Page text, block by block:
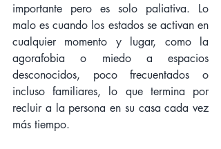
importante pero es solo paliativa. Lo
malo es cuando los estados se activan en
cualquier momento y lugar, como la
agorafobia o miedo a espacios
desconocidos, poco frecuentados o
incluso familiares, lo que termina por
recluir a la persona en su casa cada vez
más tiempo.